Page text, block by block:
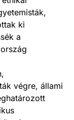
ki
a
végre, állami